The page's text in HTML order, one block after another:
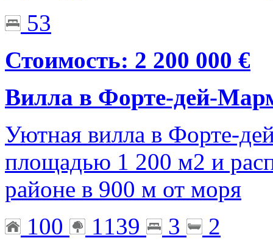
53
Стоимость: 2 200 000 €
Вилла в Форте-дей-
Уютная вилла в Форте-
площадью 1 200 м2 и
районе в 900 м от моря
100
1139 3 2